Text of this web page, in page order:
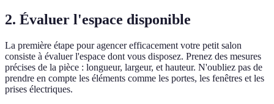
2. Évaluer l'espace disponible
La première étape pour agencer efficacement votre petit salon
consiste à évaluer l'espace dont vous disposez. Prenez des mesures
précises de la pièce : longueur, largeur, et hauteur. N'oubliez pas de
prendre en compte les éléments comme les portes, les fenêtres et les
prises électriques.